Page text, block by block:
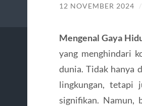
12 NOVEMBER 2024 /
Mengenal Gaya
yang menghindari
dunia. Tidak hanya
lingkungan, tetapi
signifikan. Namun,